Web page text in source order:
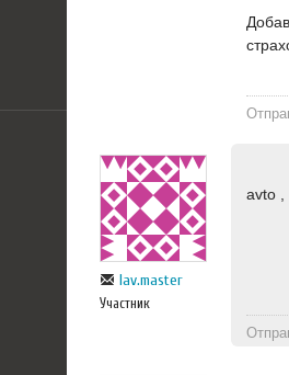
lav.master
Участник
avto ,